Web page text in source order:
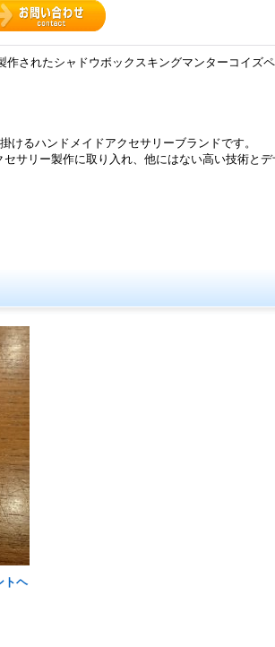
されたシャドウボックスキングマンターコイズペ
けるハンドメイドアクセサリーブランドです。
サリー製作に取り入れ、他にはない高い技術と
トヘ